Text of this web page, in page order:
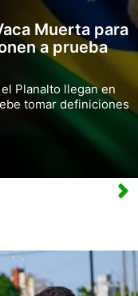
Muerta para
a prueba
Planalto llegan en
tomar definiciones